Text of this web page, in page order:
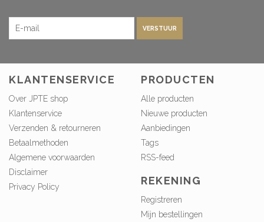
VERSTUUR
KLANTENSERVICE
Over JPTE shop
Klantenservice
Verzenden & retourneren
Betaalmethoden
Algemene voorwaarden
Disclaimer
Privacy Policy
PRODUCTEN
Alle producten
Nieuwe producten
Aanbiedingen
Tags
RSS-feed
REKENING
Registreren
Mijn bestellingen